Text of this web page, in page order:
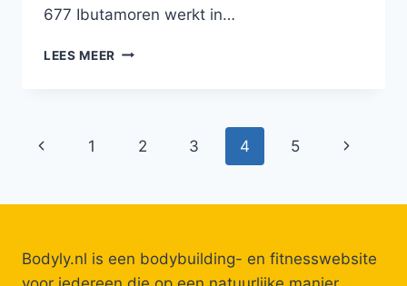
677 Ibutamoren werkt in…
LEES MEER MK
Paginanavigatie
Vorige
1 2 3 4 5
Volgende
Bodyly.nl is een bodybuilding- en fitnesswebsite